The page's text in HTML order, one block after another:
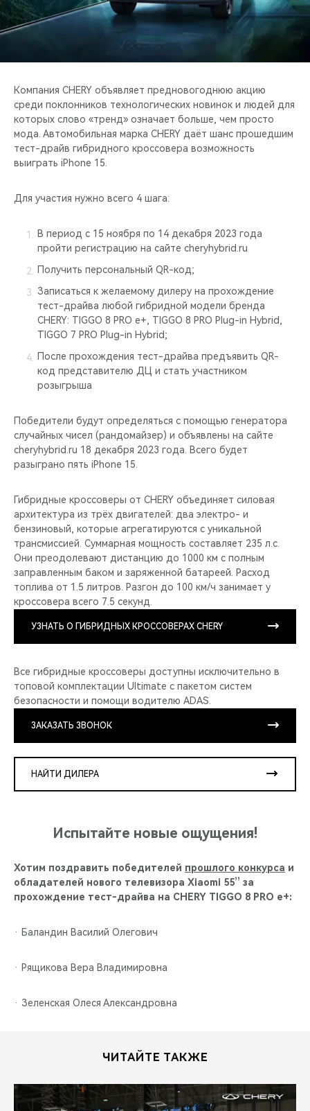
ВИДЕООБЗОРЫ
CHERY ДЛЯ ДЕТЕЙ
Компания CHERY объявляет предновогоднюю акцию
среди поклонников технологических новинок и людей для
которых слово «тренд» означает больше, чем просто
мода. Автомобильная марка CHERY даёт шанс прошедшим
тест-драйв гибридного кроссовера возможность
выиграть iPhone 15.
Для участия нужно всего 4 шага:
В период с 15 ноября по 14 декабря 2023 года
пройти регистрацию на сайте cheryhybrid.ru
Получить персональный QR-код;
Записаться к желаемому дилеру на прохождение
тест-драйва любой гибридной модели бренда
CHERY: TIGGO 8 PRO e+, TIGGO 8 PRO Plug-in Hybrid,
TIGGO 7 PRO Plug-in Hybrid;
После прохождения тест-драйва предъявить QR-
код представителю ДЦ и стать участником
розыгрыша
Победители будут определяться с помощью генератора
случайных чисел (рандомайзер) и объявлены на сайте
cheryhybrid.ru 18 декабря 2023 года. Всего будет
разыграно пять iPhone 15.
Гибридные кроссоверы от CHERY объединяет силовая
архитектура из трёх двигателей: два электро- и
бензиновый, которые агрегатируются с уникальной
трансмиссией. Суммарная мощность составляет 235 л.с.
Они преодолевают дистанцию до 1000 км с полным
заправленным баком и заряженной батареей. Расход
топлива от 1.5 литров. Разгон до 100 км/ч занимает у
кроссовера всего 7.5 секунд.
УЗНАТЬ О ГИБРИДНЫХ КРОССОВЕРАХ CHERY
Все гибридные кроссоверы доступны исключительно в
топовой комплектации Ultimate с пакетом систем
безопасности и помощи водителю ADAS.
ЗАКАЗАТЬ ЗВОНОК
НАЙТИ ДИЛЕРА
Испытайте новые ощущения!
Хотим поздравить победителей прошлого конкурса и
обладателей нового телевизора Xiaomi 55’’ за
прохождение тест-драйва на CHERY TIGGO 8 PRO e+:
· Баландин Василий Олегович
· Рящикова Вера Владимировна
· Зеленская Олеся Александровна
ЧИТАЙТЕ ТАКЖЕ